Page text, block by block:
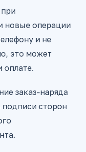
новые операции
и не
это может
оплате.
заказ-наряда
подписи сторон